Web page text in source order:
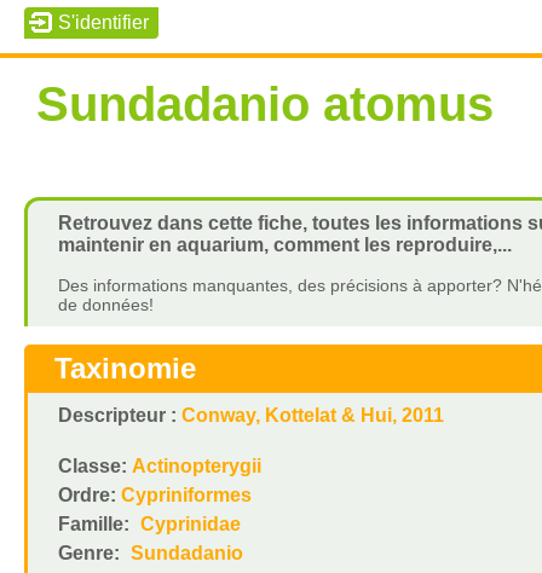
Sundadanio atomus
Retrouvez dans cette fiche, toutes les informations
maintenir en aquarium, comment les reproduire,...
Des informations manquantes, des précisions à apporter?
de données!
Taxinomie
Descripteur : Conway, Kottelat & Hui, 2011
Classe: Actinopterygii
Ordre: Cypriniformes
Famille: Cyprinidae
Genre: Sundadanio